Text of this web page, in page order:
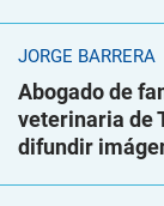
JORGE BARRERA
Abogado de
veterinaria de
difundir